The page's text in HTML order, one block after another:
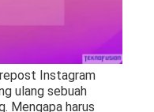
Instagram
ulang sebuah
Mengapa harus